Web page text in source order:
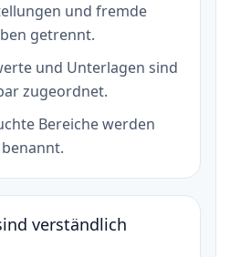
und fremde
getrennt.
und Unterlagen sind
zugeordnet.
Bereiche werden
verständlich